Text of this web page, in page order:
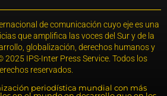
de comunicación cuyo eje es una
que amplifica las voces del Sur y de la
globalización, derechos humanos y
IPS-Inter Press Service. Todos los
reservados.
periodística mundial con más